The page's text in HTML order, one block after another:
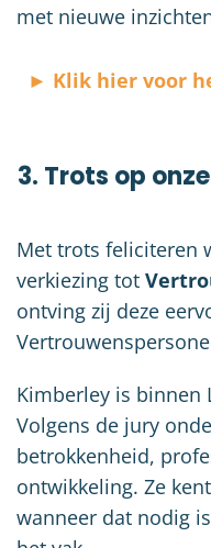
met nieuwe
► Klik hier voor
3. Trots op
Met trots feliciteren
verkiezing tot
ontving zij deze
Kimberley is binnen
Volgens de jury
betrokkenheid,
ontwikkeling. Ze
wanneer dat nodig